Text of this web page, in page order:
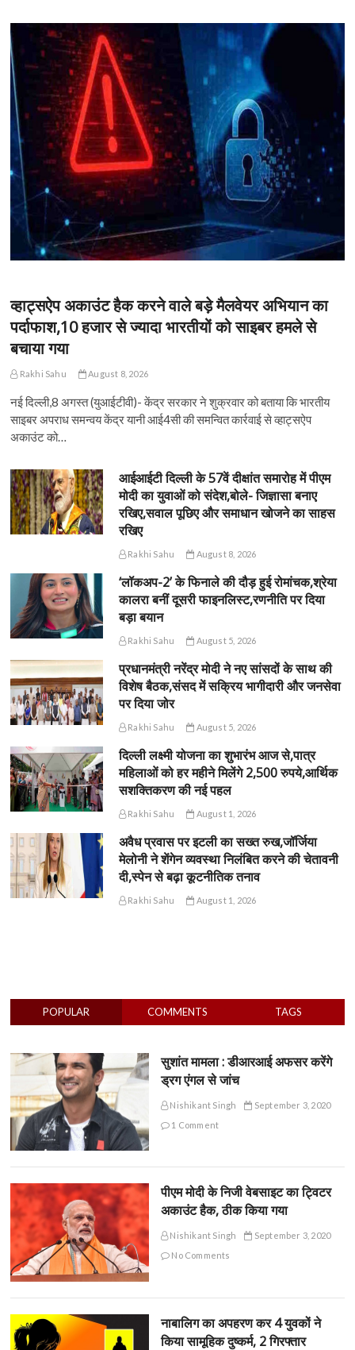
व्हाट्सऐप अकाउंट हैक करने वाले बड़े मैलवेयर अभियान का
पर्दाफाश,10 हजार से ज्यादा भारतीयों को साइबर हमले से
बचाया गया
Rakhi Sahu August 8, 2026
नई दिल्ली,8 अगस्त (युआईटीवी)- केंद्र सरकार ने शुक्रवार को बताया कि भारतीय
साइबर अपराध समन्वय केंद्र यानी आई4सी की समन्वित कार्रवाई से व्हाट्सऐप
अकाउंट को…
आईआईटी दिल्ली के 57वें दीक्षांत समारोह में पीएम
मोदी का युवाओं को संदेश,बोले- जिज्ञासा बनाए
रखिए,सवाल पूछिए और समाधान खोजने का साहस
रखिए
Rakhi Sahu August 8, 2026
‘लॉकअप-2’ के फिनाले की दौड़ हुई रोमांचक,श्रेया
कालरा बनीं दूसरी फाइनलिस्ट,रणनीति पर दिया
बड़ा बयान
Rakhi Sahu August 5, 2026
प्रधानमंत्री नरेंद्र मोदी ने नए सांसदों के साथ की
विशेष बैठक,संसद में सक्रिय भागीदारी और जनसेवा
पर दिया जोर
Rakhi Sahu August 5, 2026
दिल्ली लक्ष्मी योजना का शुभारंभ आज से,पात्र
महिलाओं को हर महीने मिलेंगे 2,500 रुपये,आर्थिक
सशक्तिकरण की नई पहल
Rakhi Sahu August 1, 2026
अवैध प्रवास पर इटली का सख्त रुख,जॉर्जिया
मेलोनी ने शेंगेन व्यवस्था निलंबित करने की चेतावनी
दी,स्पेन से बढ़ा कूटनीतिक तनाव
Rakhi Sahu August 1, 2026
POPULAR COMMENTS TAGS
सुशांत मामला : डीआरआई अफसर करेंगे
ड्रग एंगल से जांच
Nishikant Singh
September 3, 2020
1 Comment
पीएम मोदी के निजी वेबसाइट का ट्विटर
अकाउंट हैक, ठीक किया गया
Nishikant Singh
September 3, 2020
No Comments
नाबालिग का अपहरण कर 4 युवकों ने
किया सामूहिक दुष्कर्म, 2 गिरफ्तार